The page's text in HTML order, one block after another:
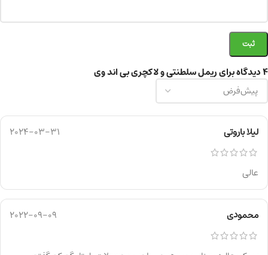
4 دیدگاه برای ریمل سلطنتی و لاکچری بی اند وی
لیلا باروتی 2024-03-31
عالی
محمودی 2022-09-09